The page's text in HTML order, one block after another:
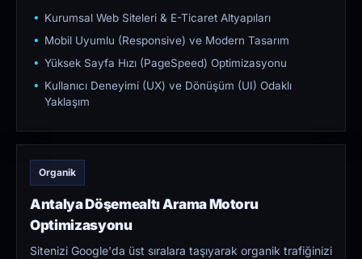
Kurumsal Web Siteleri & E-Ticaret Altyapıları
Mobil Uyumlu (Responsive) ve Modern Tasarım
Yüksek Sayfa Hızı (PageSpeed) Optimizasyonu
Kullanıcı Deneyimi (UX) ve Dönüşüm (UI) Odaklı
Yaklaşım
Organik
Antalya Döşemealtı Arama Motoru
Optimizasyonu
Sitenizi Google'da üst sıralara taşıyarak organik trafiğinizi